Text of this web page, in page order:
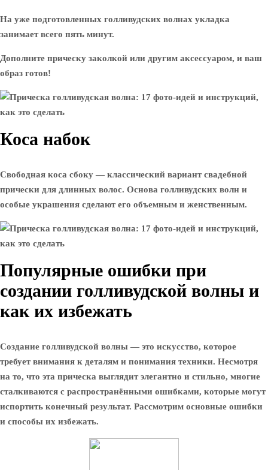
На уже подготовленных голливудских волнах укладка
занимает всего пять минут.
Дополните прическу заколкой или другим аксессуаром, и ваш
образ готов!
Коса набок
Свободная коса сбоку — классический вариант свадебной
прически для длинных волос. Основа голливудских волн и
особые украшения сделают его объемным и женственным.
Популярные ошибки при
создании голливудской волны и
как их избежать
Создание голливудской волны — это искусство, которое
требует внимания к деталям и понимания техники. Несмотря
на то, что эта прическа выглядит элегантно и стильно, многие
сталкиваются с распространёнными ошибками, которые могут
испортить конечный результат. Рассмотрим основные ошибки
и способы их избежать.